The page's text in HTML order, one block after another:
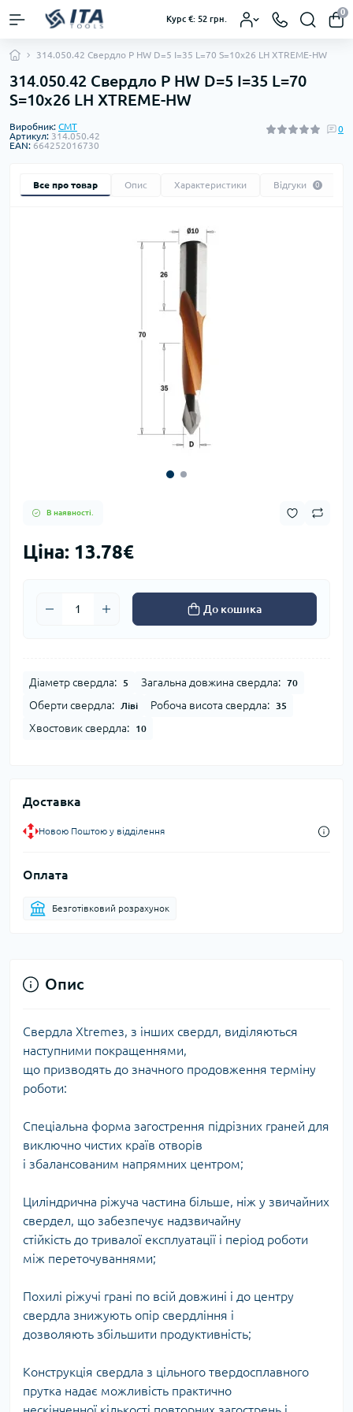
Курс €: 52 грн.
0
314.050.42 Свердло P HW D=5 I=35 L=70 S=10x26 LH XTREME-HW
314.050.42 Свердло P HW D=5 I=35 L=70
S=10x26 LH XTREME-HW
Виробник: CMT
Артикул: 314.050.42
EAN: 664252016730
0
Все про товар Опис Характеристики Відгуки 0
В наявності.
Ціна: 13.78€
До кошика
Діаметр свердла: 5 Загальна довжина свердла: 70
Оберти свердла: Ліві Робоча висота свердла: 35
Хвостовик свердла: 10
Доставка
Новою Поштою у відділення
Оплата
Безготівковий розрахунок
Опис
Свердла Xtremeз, з інших свердл, виділяються
наступними покращеннями,
що призводять до значного продовження терміну
роботи:
Спеціальна форма загострення підрізних граней для
виключно чистих країв отворів
і збалансованим напрямних центром;
Циліндрична ріжуча частина більше, ніж у звичайних
свердел, що забезпечує надзвичайну
стійкість до тривалої експлуатації і період роботи
між переточуваннями;
Похилі ріжучі грані по всій довжині і до центру
свердла знижують опір свердління і
дозволяють збільшити продуктивність;
Конструкція свердла з цільного твердосплавного
прутка надає можливість практично